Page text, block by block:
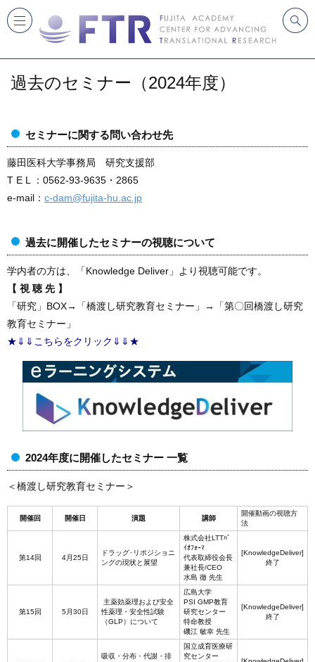
過去のセミナー（2024年度）
セミナーに関する問い合わせ先
藤田医科大学事務局 研究支援部
T E L ：0562-93-9635・2865
e-mail： c-dam@fujita-hu.ac.jp
過去に開催したセミナーの視聴について
学内者の方は、「Knowledge Deliver」より視聴可能です。
【 視 聴 先 】
「研究」BOX→「橋渡し研究教育セミナー」→「第〇回橋渡し研究
教育セミナー」
★⇓⇓こちらをクリック⇓⇓★
2024年度に開催したセミナー 一覧
＜橋渡し研究教育セミナー＞
開催回 開催日 演題 講師
開催動画の視聴方
法
第14回 4月25日
ドラッグ･リポジショニ
ングの現状と展望
株式会社LTTﾊﾞ
ｲｵﾌｫｰﾏ
代表取締役会長
兼社長/CEO
水島 徹 先生
[KnowledgeDeliver]
終了
第15回 5月30日
主薬効薬理および安全
性薬理・安全性試験
（GLP）について
広島大学
PSI GMP教育
研究センター
特命教授
磯江 敏幸 先生
[KnowledgeDeliver]
終了
吸収・分布・代謝・排
国立成育医療研
究センター